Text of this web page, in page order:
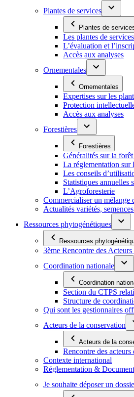
Plantes de services
Plantes de
Les plantes de services
L’évaluation et
Accès aux analyses
Ornementales
Ornementales
Expertises sur les
Protection
Accès aux analyses
Forestières
Forestières
Généralités sur la
La réglementation sur
Les conseils
Statistiques annuelles
L’Agroforesterie
Commercialiser un mélange
Actualités variétés,
Ressources phytogénétiques
Ressources
3ème Rencontre des
Coordination nationale
Coordination
Section du CTPS
Structure de
Qui sont les gestionnaires
Acteurs de la conservation
Acteurs de la
Rencontre des
Contexte international
Réglementation &
Je souhaite déposer un